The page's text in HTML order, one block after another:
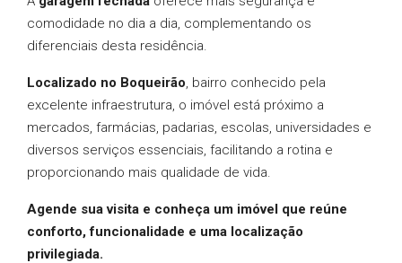
comodidade no dia a dia, complementando os
diferenciais desta residência.
Localizado no Boqueirão, bairro conhecido pela
excelente infraestrutura, o imóvel está próximo a
mercados, farmácias, padarias, escolas, universidades e
diversos serviços essenciais, facilitando a rotina e
proporcionando mais qualidade de vida.
Agende sua visita e conheça um imóvel que reúne
conforto, funcionalidade e uma localização
privilegiada.